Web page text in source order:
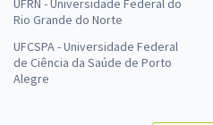
UFRN - Universidade Federal do
Rio Grande do Norte
UFCSPA - Universidade Federal
de Ciência da Saúde de Porto
Alegre